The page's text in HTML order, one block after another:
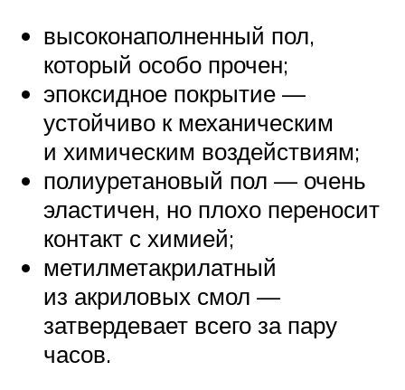
высоконаполненный пол,
который особо прочен;
эпоксидное покрытие —
устойчиво к механическим
и химическим воздействиям;
полиуретановый пол — очень
эластичен, но плохо переносит
контакт с химией;
метилметакрилатный
из акриловых смол —
затвердевает всего за пару
часов.